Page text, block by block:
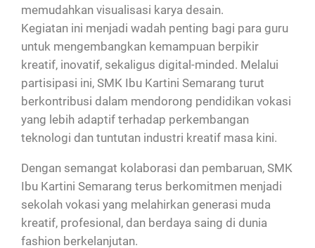
memudahkan visualisasi karya desain.
Kegiatan ini menjadi wadah penting bagi para guru
untuk mengembangkan kemampuan berpikir
kreatif, inovatif, sekaligus digital-minded. Melalui
partisipasi ini, SMK Ibu Kartini Semarang turut
berkontribusi dalam mendorong pendidikan vokasi
yang lebih adaptif terhadap perkembangan
teknologi dan tuntutan industri kreatif masa kini.
Dengan semangat kolaborasi dan pembaruan, SMK
Ibu Kartini Semarang terus berkomitmen menjadi
sekolah vokasi yang melahirkan generasi muda
kreatif, profesional, dan berdaya saing di dunia
fashion berkelanjutan.